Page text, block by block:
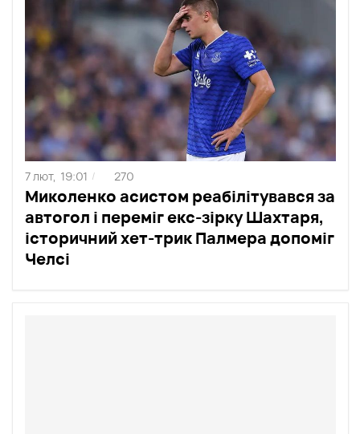
Миколенко асистом реабілітувався за
автогол і переміг екс-зірку Шахтаря,
історичний хет-трик Палмера допоміг
Челсі
7 лют, 19:01 / 270